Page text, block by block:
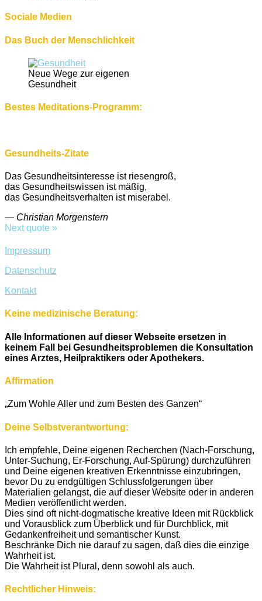
Sociale Medien
Das Buch der Menschlichkeit
Neue Wege zur eigenen
Gesundheit
Bestes Meditations-Programm:
Gesundheits-Zitate
Das Gesundheitsinteresse ist riesengroß,
das Gesundheitswissen ist mäßig,
das Gesundheitsverhalten ist miserabel.
— Christian Morgenstern
Next quote »
Impressum
Datenschutz
Kontakt
Keine medizinische Beratung:
Alle Informationen auf dieser Webseite ersetzen in
keinem Fall bei Gesundheitsproblemen die Konsultation
eines Arztes, Heilpraktikers oder Apothekers.
Affirmation
„Zum Wohle Aller und zum Besten des Ganzen“
Deine Selbstverantwortung:
Ich empfehle, Deine eigenen Recherchen (Nach-Forschung,
Unter-Suchung, Er-Forschung, Auf-Spürung) durchzuführen
und Deine eigenen kreativen Erkenntnisse einzubringen,
bevor Du zu endgültigen Schlussfolgerungen über
Materialien gelangst, die auf dieser Website oder in anderen
Medien veröffentlicht werden.
Dies sind oft nicht-dogmatische kreative Ideen mit Rückblick
und Vorausblick zum Überblick und für Durchblick, mit
Gedankenfreiheit und semantischer Kunst.
Beschränke Dich nie darauf zu sagen, daß dies die einzige
Wahrheit ist.
Die Wahrheit ist Plural, denn sowohl als auch.
Rechtlicher Hinweis: